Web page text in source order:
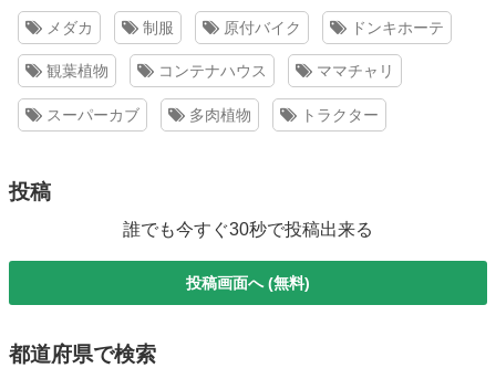
メダカ 制服 原付バイク ドンキホーテ
観葉植物 コンテナハウス ママチャリ
スーパーカブ 多肉植物 トラクター
投稿
誰でも今すぐ30秒で投稿出来る
投稿画面へ (無料)
都道府県で検索